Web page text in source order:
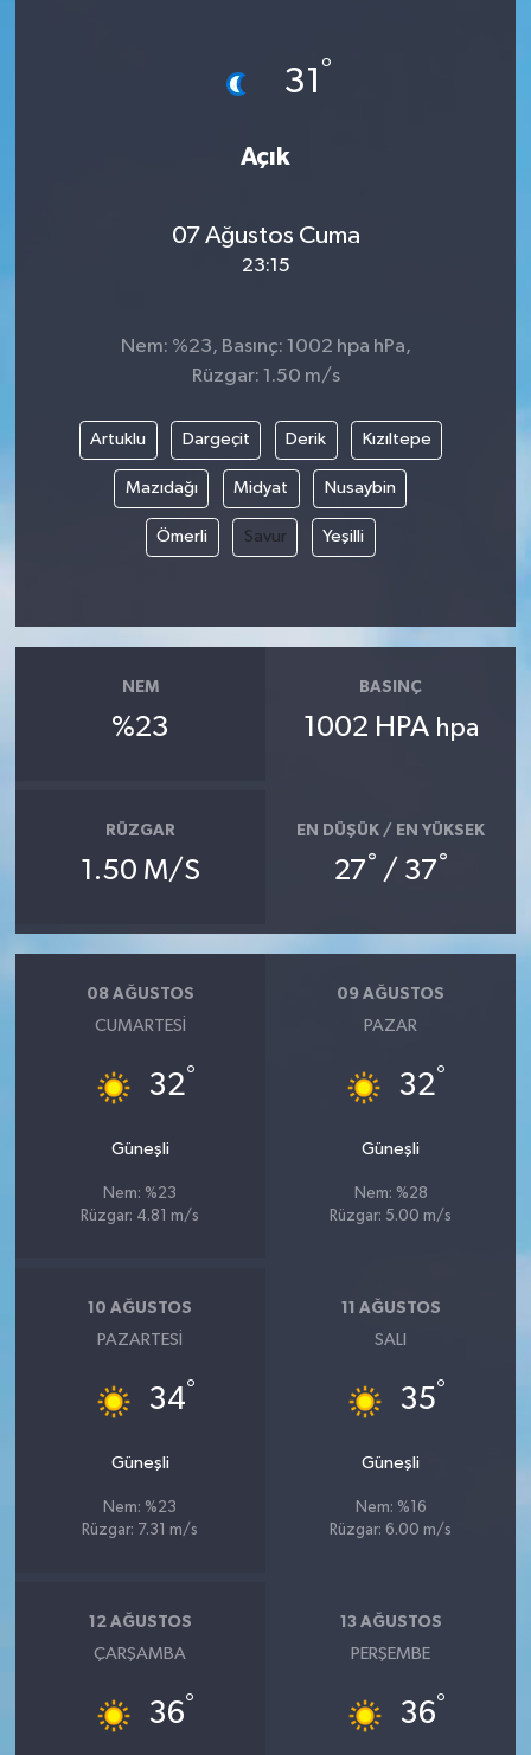
31 °
Açık
07 Ağustos Cuma
23:15
Nem: %23, Basınç: 1002 hpa hPa,
Rüzgar: 1.50 m/s
Artuklu Dargeçit Derik Kızıltepe
Mazıdağı Midyat Nusaybin
Ömerli Savur Yeşilli
NEM
%23
BASINÇ
1002 HPA hpa
RÜZGAR
1.50 M/S
EN DÜŞÜK / EN YÜKSEK
27° / 37°
08 AĞUSTOS
CUMARTESI
32°
Güneşli
Nem: %23
Rüzgar: 4.81 m/s
09 AĞUSTOS
PAZAR
32°
Güneşli
Nem: %28
Rüzgar: 5.00 m/s
10 AĞUSTOS
PAZARTESI
34°
Güneşli
Nem: %23
Rüzgar: 7.31 m/s
11 AĞUSTOS
SALI
35°
Güneşli
Nem: %16
Rüzgar: 6.00 m/s
12 AĞUSTOS
ÇARŞAMBA
36°
13 AĞUSTOS
PERŞEMBE
36°
Korkut
Malazgirt